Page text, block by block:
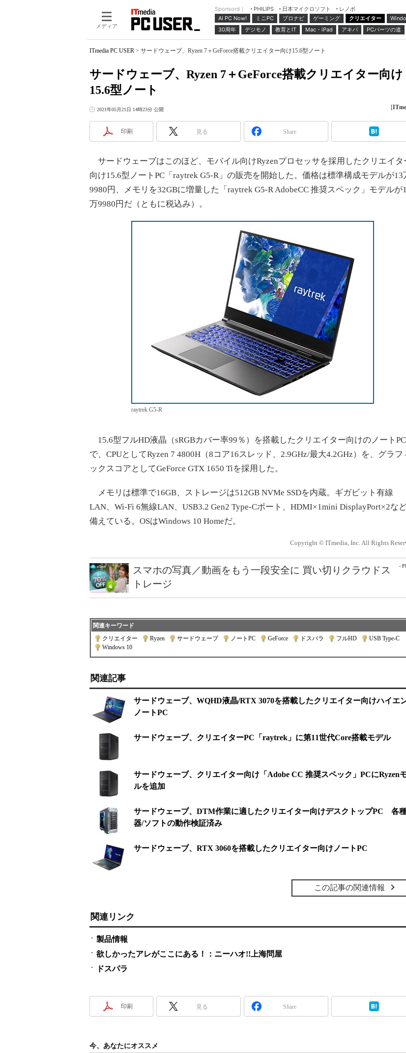
メディア
Sponsord｜ PHILIPS 日本マイクロソフト
レノボ
AI PC Now!
ミニPC プロナビ ゲーミング クリエイター
30周年
デジモノ 教育とIT Mac・iPad アキバ PCパーツの道
ITmedia PC USER > サードウェーブ、Ryzen 7＋GeForce搭載クリエイター向け15.6型ノート
サードウェーブ、Ryzen 7＋GeForce搭載クリエイター向け
15.6型ノート
2021年05月21日 14時23分 公開 [
印刷 見る Share
サードウェーブはこのほど、モバイル向けRyzenプロセッサを採用したクリエイタ
向け15.6型ノートPC「raytrek G5-R」の販売を開始した。価格は標準構成モデルが13
9980円、メモリを32GBに増量した「raytrek G5-R AdobeCC 推奨スペック」モデルが
万9980円だ（ともに税込み）。
raytrek G5-R
15.6型フルHD液晶（sRGBカバー率99％）を搭載したクリエイター向けのノートPC
で、CPUとしてRyzen 7 4800H（8コア16スレッド、2.9GHz/最大4.2GHz）を、グラフ
ックスコアとしてGeForce GTX 1650 Tiを採用した。
メモリは標準で16GB、ストレージは512GB NVMe SSDを内蔵。ギガビット有線
LAN、Wi-Fi 6無線LAN、USB3.2 Gen2 Type-Cポート、HDMI×1mini DisplayPort×2な
備えている。OSはWindows 10 Homeだ。
Copyright © ITmedia, Inc. All Rights
-
スマホの写真／動画をもう一段安全に 買い切りクラウドス
トレージ
関連キーワード
クリエイター
Ryzen サードウェーブ ノートPC GeForce ドスパラ フルHD USB Type-C
Windows 10
関連記事
サードウェーブ、WQHD液晶/RTX 3070を搭載したクリエイター向けハイエ
ノートPC
サードウェーブ、クリエイターPC「raytrek」に第11世代Core搭載モデル
サードウェーブ、クリエイター向け「Adobe CC 推奨スペック」PCにRyzen
ルを追加
サードウェーブ、DTM作業に適したクリエイター向けデスクトップPC 各
器/ソフトの動作検証済み
サードウェーブ、RTX 3060を搭載したクリエイター向けノートPC
この記事の関連情報
関連リンク
製品情報
欲しかったアレがここにある！：ニーハオ!!上海問屋
ドスパラ
印刷 見る Share
今、あなたにオススメ